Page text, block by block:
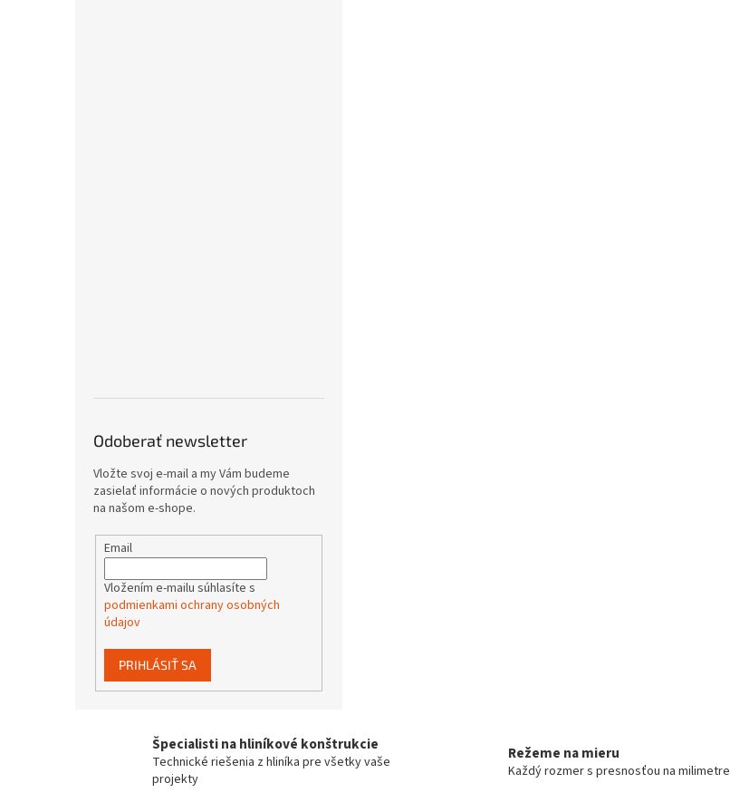
Odoberať newsletter
Vložte svoj e-mail a my Vám budeme
zasielať informácie o nových produktoch
na našom e-shope.
Email
Vložením e-mailu súhlasíte s
podmienkami ochrany osobných
údajov
PRIHLÁSIŤ SA
Špecialisti na hliníkové konštrukcie
Technické riešenia z hliníka pre všetky vaše
projekty
Režeme na mieru
Každý rozmer s presnosťou na milimetre